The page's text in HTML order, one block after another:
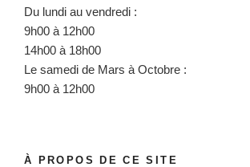
Du lundi au vendredi :
9h00 à 12h00
14h00 à 18h00
Le samedi de Mars à Octobre :
9h00 à 12h00
À PROPOS DE CE SITE